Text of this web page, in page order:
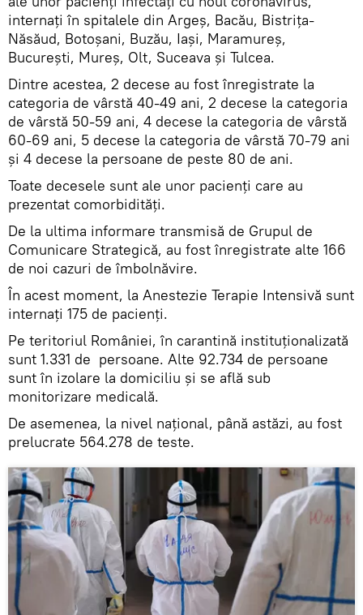
internați în spitalele din Argeș, Bacău, Bistrița-
Năsăud, Botoșani, Buzău, Iași, Maramureș,
București, Mureș, Olt, Suceava și Tulcea.
Dintre acestea, 2 decese au fost înregistrate la
categoria de vârstă 40-49 ani, 2 decese la categoria
de vârstă 50-59 ani, 4 decese la categoria de vârstă
60-69 ani, 5 decese la categoria de vârstă 70-79 ani
și 4 decese la persoane de peste 80 de ani.
Toate decesele sunt ale unor pacienți care au
prezentat comorbidități.
De la ultima informare transmisă de Grupul de
Comunicare Strategică, au fost înregistrate alte 166
de noi cazuri de îmbolnăvire.
În acest moment, la Anestezie Terapie Intensivă sunt
internați 175 de pacienți.
Pe teritoriul României, în carantină instituționalizată
sunt 1.331 de persoane. Alte 92.734 de persoane
sunt în izolare la domiciliu și se află sub
monitorizare medicală.
De asemenea, la nivel național, până astăzi, au fost
prelucrate 564.278 de teste.